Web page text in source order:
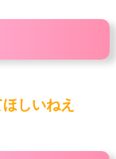
しいねえ